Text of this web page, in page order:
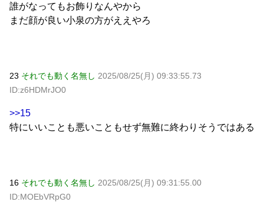
誰がなってもお飾りなんやから
まだ顔が良い小泉の方がええやろ
23 それでも動く名無し 2025/08/25(月) 09:33:55.73
ID:z6HDMrJO0
>>15
特にいいことも悪いこともせず無難に終わりそうではある
16 それでも動く名無し 2025/08/25(月) 09:31:55.00
ID:MOEbVRpG0